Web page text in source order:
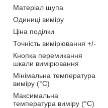
Матеріал щупа
Одиниці виміру
Ціна поділки
Точність вимірювання +/-
Кнопка перемикання
шкали вимірювання
Мінімальна температура
виміру (°C)
Максимальна
температура виміру (°C)